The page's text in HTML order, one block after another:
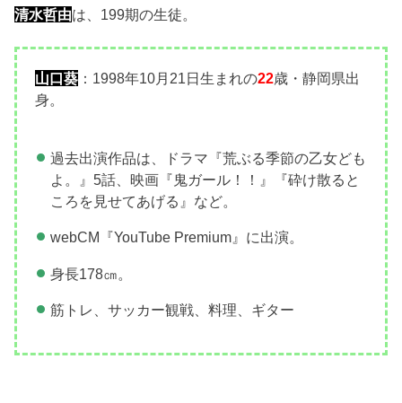
清水哲由は、199期の生徒。
山口葵 ：1998年10月21日生まれの22歳・静岡県出
身。
過去出演作品は、ドラマ『荒ぶる季節の乙女ども
よ。』5話、映画『鬼ガール！！』『砕け散ると
ころを見せてあげる』など。
webCM『YouTube Premium』に出演。
身長178㎝。
筋トレ、サッカー観戦、料理、ギター